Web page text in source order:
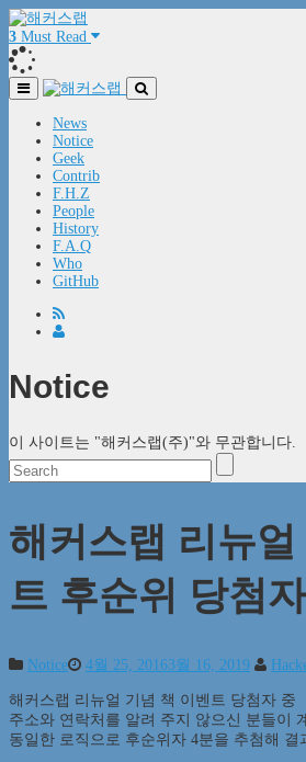
3 Must Read
News
Notice
Geek
Contrib
F.H.Z
People
History
F.A.Q
Who
GitHub
Notice
이 사이트는 "해커스랩(주)"와 무관합니다.
해커스랩 리뉴
트 후순위 당첨
Notice 4월 25, 20163월 16, 2019
해커스랩 리뉴얼 기념 책 이벤트 당첨자 중
주소와 연락처를 알려 주지 않으신 분들이
동일한 로직으로 후순위자 4분을 추첨해 결